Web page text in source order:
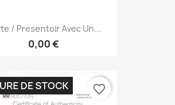
/ Presentoir Avec Un...
0,00 €
DE STOCK favorite_border